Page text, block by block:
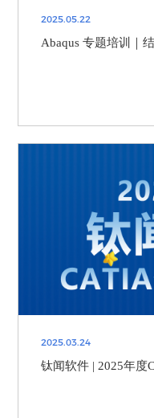
2025.05.22
Abaqus 专题培训｜
2025.03.24
钛闻软件 | 2025年度